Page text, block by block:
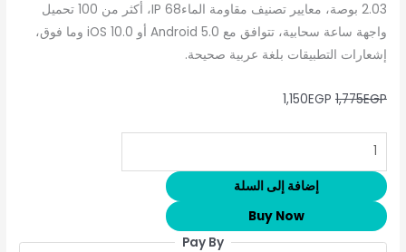
2.03 بوصة، معايير تصنيف مقاومة الماءIP 68، أكثر من 100 تحميل
واجهة ساعة سحابية، تتوافق مع Android 5.0 أو iOS 10.0 وما فوق،
إشعارات التطبيقات بلغة عربية صحيحة.
1,775EGP
1,150EGP
إضافة إلى السلة
Buy Now
Pay By